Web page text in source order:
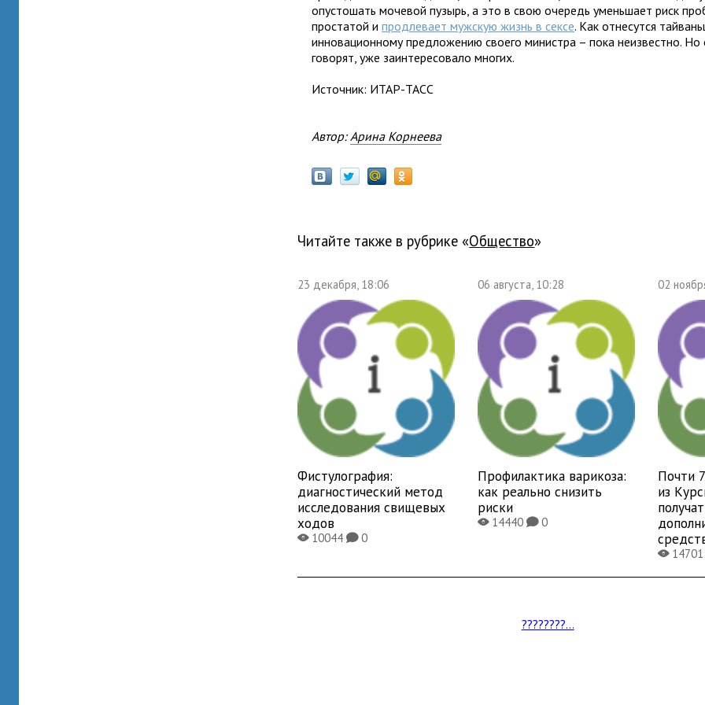
опустошать мочевой пузырь, а это в свою очередь уменьшает риск
простатой ипродлевает мужскую жизнь в сексе. Как отнесутся
инновационному предложению своего министра – пока неизвестно. Но
говорят, уже заинтересовало многих.
Источник: ИТАР-ТАСС
Автор:Арина Корнеева
Читайте также в рубрике « общество»
23 декабря, 18:06
Фистулография:
диагностический метод
исследования свищевых
ходов
X10044K0
06 августа, 10:28
Профилактика варикоза:
как реально снизить
риски
X14440K0
02
Почти
из
получат
X
????????...